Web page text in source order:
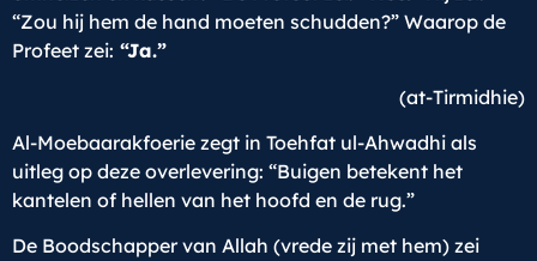
“Zou hij hem de hand moeten schudden?” Waarop de
Profeet zei: “Ja.”
(at-Tirmidhie)
Al-Moebaarakfoerie zegt in Toehfat ul-Ahwadhi als
uitleg op deze overlevering: “Buigen betekent het
kantelen of hellen van het hoofd en de rug.”
De Boodschapper van Allah (vrede zij met hem) zei